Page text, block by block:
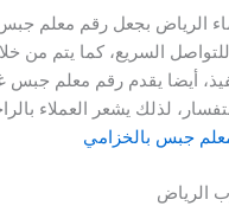
الرياض بجعل رقم معلم
السريع، كما يتم من
أيضا يقدم رقم معلم
لذلك يشعر العملاء
جبس بالخزامي
الرياض